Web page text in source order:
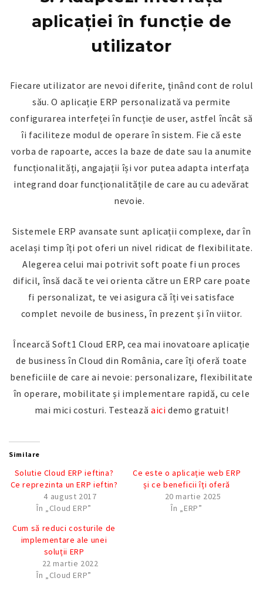
aplicației în funcție de
utilizator
Fiecare utilizator are nevoi diferite, ținând cont de rolul
său. O aplicație ERP personalizată va permite
configurarea interfeței în funcție de user, astfel încât să
îi faciliteze modul de operare în sistem. Fie că este
vorba de rapoarte, acces la baze de date sau la anumite
funcționalități, angajații își vor putea adapta interfața
integrand doar funcționalitățile de care au cu adevărat
nevoie.
Sistemele ERP avansate sunt aplicații complexe, dar în
același timp îți pot oferi un nivel ridicat de flexibilitate.
Alegerea celui mai potrivit soft poate fi un proces
dificil, însă dacă te vei orienta către un ERP care poate
fi personalizat, te vei asigura că îți vei satisface
complet nevoile de business, în prezent și în viitor.
Încearcă Soft1 Cloud ERP, cea mai inovatoare aplicație
de business în Cloud din România, care îți oferă toate
beneficiile de care ai nevoie: personalizare, flexibilitate
în operare, mobilitate și implementare rapidă, cu cele
mai mici costuri. Testează aici demo gratuit!
Similare
Solutie Cloud ERP ieftina?
Ce reprezinta un ERP ieftin?
4 august 2017
În „Cloud ERP”
Ce este o aplicație web ERP
și ce beneficii îți oferă
20 martie 2025
În „ERP”
Cum să reduci costurile de
implementare ale unei
soluții ERP
22 martie 2022
În „Cloud ERP”